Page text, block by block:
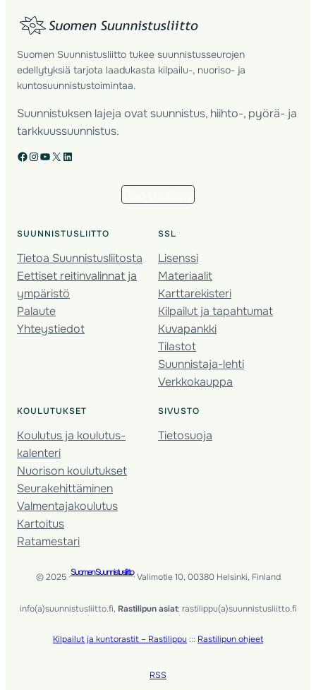
Suomen Suunnistusliitto tukee suunnistusseurojen
edellytyksiä tarjota laadukasta kilpailu-, nuoriso- ja
kuntosuunnistustoimintaa.
Suunnistuksen lajeja ovat suunnistus, hiihto-, pyörä- ja
tarkkuussuunnistus.
Facebook Instagram YouTube X LinkedIn
SUUNNISTUSLIITTO
Tietoa Suunnistusliitosta
Eettiset reitinvalinnat ja
ympäristö
Palaute
Yhteystiedot
SSL
Lisenssi
Materiaalit
Karttarekisteri
Kilpailut ja tapahtumat
Kuvapankki
Tilastot
Suunnistaja-lehti
Verkkokauppa
KOULUTUKSET
Koulutus ja koulutus­
kalenteri
Nuorison koulutukset
Seura­kehittäminen
Valmentaja­koulutus
Kartoitus
Ratamestari
SIVUSTO
Tietosuoja
© 2025 ·Suomen Suunnistusliitto· Valimotie 10, 00380 Helsinki, Finland
info(a)suunnistusliitto.fi, Rastilipun asiat: rastilippu(a)suunnistusliitto.fi
Kilpailut ja kuntorastit – Rastilippu ::: Rastilipun ohjeet
RSS